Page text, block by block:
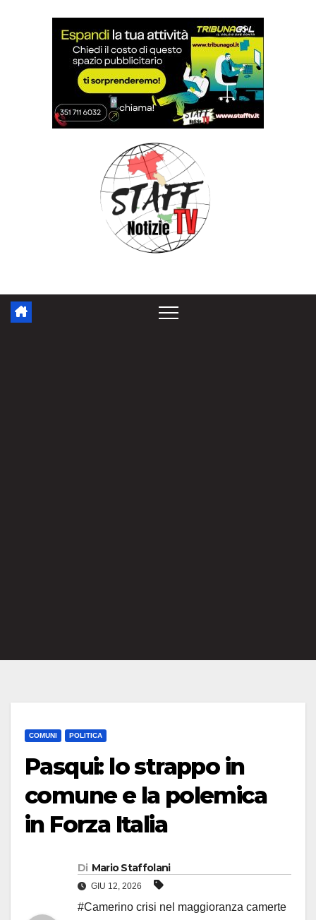
COMUNI POLITICA
Pasqui: lo strappo in
comune e la polemica
in Forza Italia
Di Mario Staffolani
GIU 12, 2026
#Camerino crisi nel maggioranza camerte